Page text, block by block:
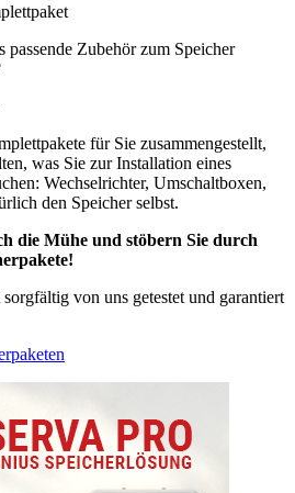
passende Zubehör zum Speicher
für Sie zusammengestellt,
was Sie zur Installation eines
Wechselrichter, Umschaltboxen,
den Speicher selbst.
die Mühe und stöbern Sie durch
sorgfältig von uns getestet und garantiert